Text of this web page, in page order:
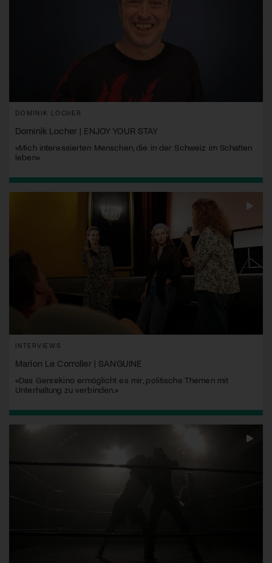
DOMINIK LOCHER
Dominik Locher | ENJOY YOUR STAY
«Mich interessierten Menschen, die in der Schweiz im Schatten
leben»
INTERVIEWS
Marion Le Corroller | SANGUINE
«Das Genrekino ermöglicht es mir, politische Themen mit
Unterhaltung zu verbinden.»